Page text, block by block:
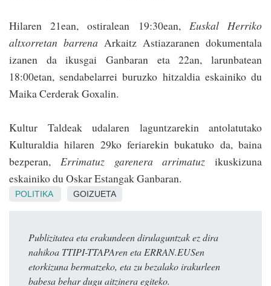
Hilaren 21ean, ostiralean 19:30ean, Euskal Herriko
altxorretan barrena Arkaitz Astiazaranen dokumentala
izanen da ikusgai Ganbaran eta 22an, larunbatean
18:00etan, sendabelarrei buruzko hitzaldia eskainiko du
Maika Cerderak Goxalin.
Kultur Taldeak udalaren laguntzarekin antolatutako
Kulturaldia hilaren 29ko feriarekin bukatuko da, baina
bez­pe­ran, Errima­tuz garenera arrimatuz ikuskizuna
eskainiko du Oskar Estan­gak Ganbaran.
POLITIKA GOIZUETA
Publizitatea eta erakundeen dirulaguntzak ez dira
nahikoa TTIPI-TTAPAren eta ERRAN.EUSen
etorkizuna bermatzeko, eta zu bezalako irakurleen
babesa behar dugu aitzinera egiteko.